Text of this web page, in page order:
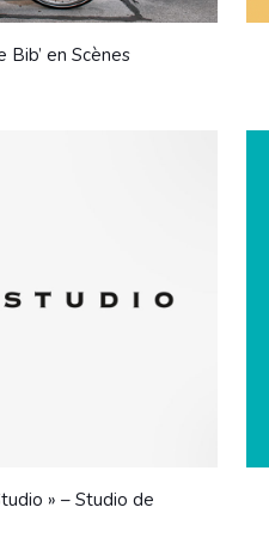
en Scènes
» – Studio de